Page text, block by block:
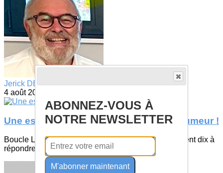
Jerick DEVELLE
4 août 2026
Une escapade à vélo pleine de bonne humeur !
Boucle Luzy – Saint-Léger via LarochemillayIls étaient dix à
répondre présents pour cette belle...
ABONNEZ-VOUS À
NOTRE NEWSLETTER
M'abonner maintenant